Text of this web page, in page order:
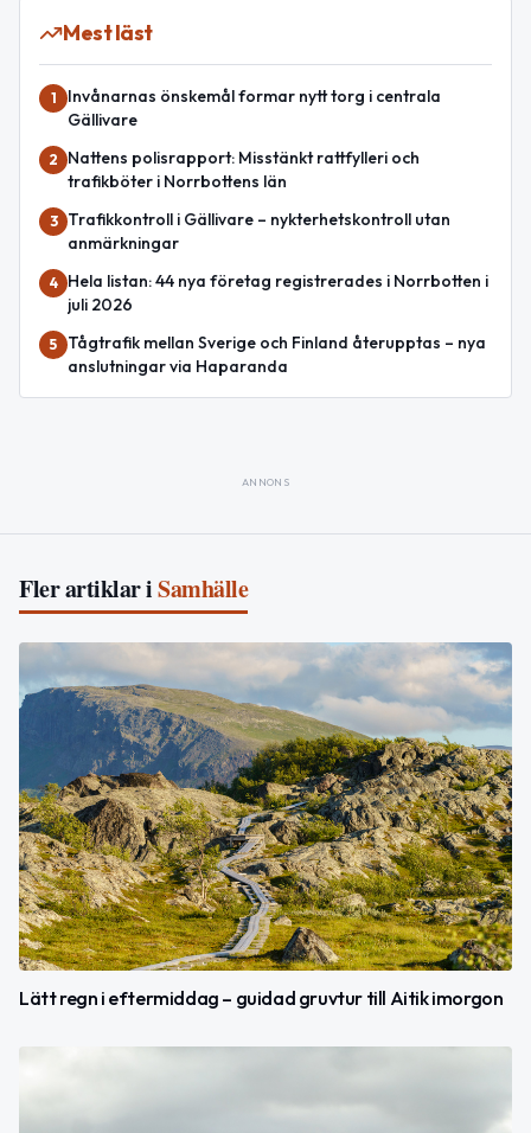
Mest läst
1
Invånarnas önskemål formar nytt torg i centrala
Gällivare
2
Nattens polisrapport: Misstänkt rattfylleri och
trafikböter i Norrbottens län
3
Trafikkontroll i Gällivare – nykterhetskontroll utan
anmärkningar
4
Hela listan: 44 nya företag registrerades i Norrbotten i
juli 2026
5
Tågtrafik mellan Sverige och Finland återupptas – nya
anslutningar via Haparanda
ANNONS
Fler artiklar iSamhälle
Lätt regn i eftermiddag – guidad gruvtur till Aitik imorgon